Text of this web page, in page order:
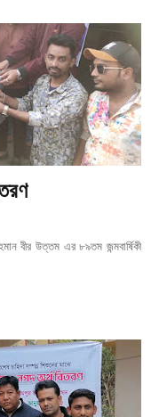
বীর উত্তম এর ৮৯তম জন্মবার্ষিকী